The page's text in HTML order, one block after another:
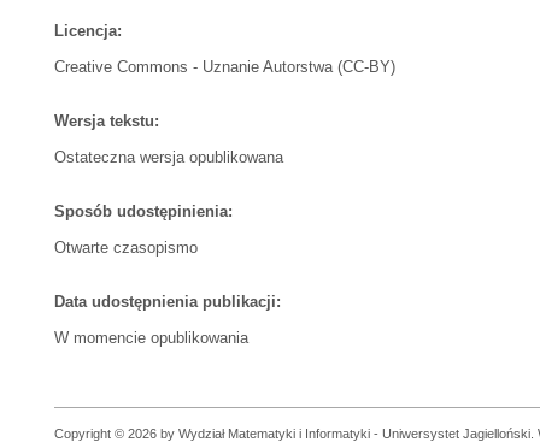
Licencja:
Creative Commons - Uznanie Autorstwa (CC-BY)
Wersja tekstu:
Ostateczna wersja opublikowana
Sposób udostępinienia:
Otwarte czasopismo
Data udostępnienia publikacji:
W momencie opublikowania
Copyright © 2026 by Wydział Matematyki i Informatyki - Uniwersystet